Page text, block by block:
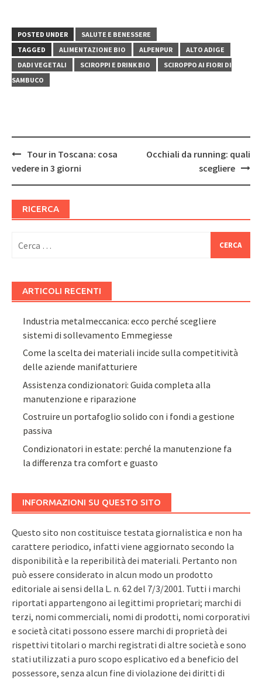
POSTED UNDER
SALUTE E BENESSERE
TAGGED
ALIMENTAZIONE BIO ALPENPUR
ALTO ADIGE
DADI VEGETALI
SCIROPPI E DRINK BIO
SCIROPPO AI FIORI DI
SAMBUCO
Post
navigation
Tour in Toscana: cosa
vedere in 3 giorni
Occhiali da running: quali
scegliere
RICERCA
per:
ARTICOLI RECENTI
Industria metalmeccanica: ecco perché scegliere
sistemi di sollevamento Emmegiesse
Come la scelta dei materiali incide sulla competitività
delle aziende manifatturiere
Assistenza condizionatori: Guida completa alla
manutenzione e riparazione
Costruire un portafoglio solido con i fondi a gestione
passiva
Condizionatori in estate: perché la manutenzione fa
la differenza tra comfort e guasto
INFORMAZIONI SU QUESTO SITO
Questo sito non costituisce testata giornalistica e non ha
carattere periodico, infatti viene aggiornato secondo la
disponibilità e la reperibilità dei materiali. Pertanto non
può essere considerato in alcun modo un prodotto
editoriale ai sensi della L. n. 62 del 7/3/2001. Tutti i marchi
riportati appartengono ai legittimi proprietari; marchi di
terzi, nomi commerciali, nomi di prodotti, nomi corporativi
e società citati possono essere marchi di proprietà dei
rispettivi titolari o marchi registrati di altre società e sono
stati utilizzati a puro scopo esplicativo ed a beneficio del
possessore, senza alcun fine di violazione dei diritti di